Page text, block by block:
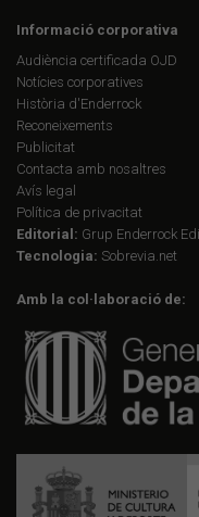
Informació corporativa
Audiència certificada OJD
Notícies corporatives
Història d'Enderrock
Reconeixements
Publicitat
Contacta amb nosaltres
Avís legal
Política de privacitat
Editorial: Grup Enderrock
Tecnologia: Sobrevia.net
Amb la col·laboració de: